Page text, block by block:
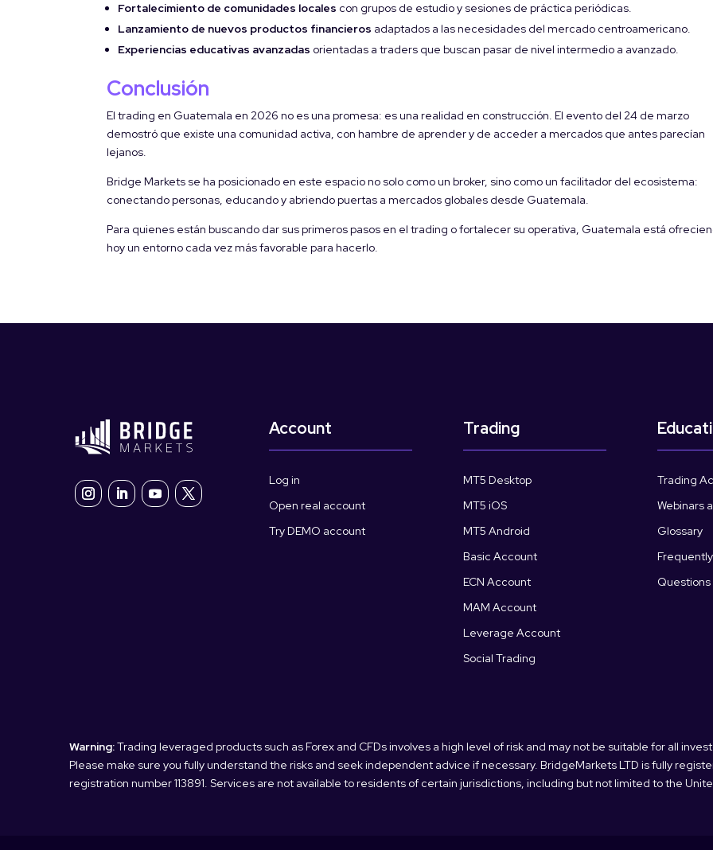
Fortalecimiento de comunidades locales con grupos de estudio y sesiones de práctica periódicas.
Lanzamiento de nuevos productos financieros adaptados a las necesidades del mercado centroamericano.
Experiencias educativas avanzadas orientadas a traders que buscan pasar de nivel intermedio a avanzado.
Conclusión
El trading en Guatemala en 2026 no es una promesa: es una realidad en construcción. El evento del 24 de marzo
demostró que existe una comunidad activa, con hambre de aprender y de acceder a mercados que antes parecían
lejanos.
Bridge Markets se ha posicionado en este espacio no solo como un broker, sino como un facilitador del ecosistema:
conectando personas, educando y abriendo puertas a mercados globales desde Guatemala.
Para quienes están buscando dar sus primeros pasos en el trading o fortalecer su operativa, Guatemala está
hoy un entorno cada vez más favorable para hacerlo.
Account
Log in
Open real account
Try DEMO account
Trading
MT5 Desktop
MT5 iOS
MT5 Android
Basic Account
ECN Account
MAM Account
Leverage Account
Social Trading
Trading
Webinars
Glossary
Questions
Warning:Trading leveraged products such as Forex and CFDs involves a high level of risk and may not be suitable for all
Please make sure you fully understand the risks and seek independent advice if necessary. BridgeMarkets LTD is fully
registration number 113891. Services are not available to residents of certain jurisdictions, including but not limited to the